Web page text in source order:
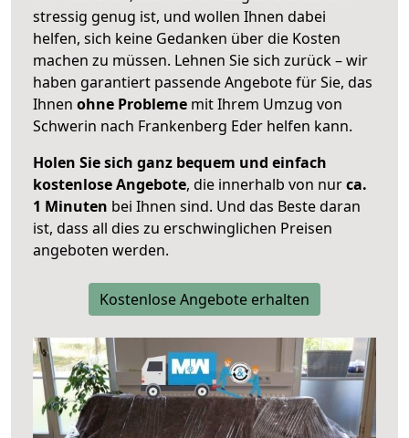
stressig genug ist, und wollen Ihnen dabei
helfen, sich keine Gedanken über die Kosten
machen zu müssen. Lehnen Sie sich zurück – wir
haben garantiert passende Angebote für Sie, das
Ihnen ohne Probleme mit Ihrem Umzug von
Schwerin nach Frankenberg Eder helfen kann.
Holen Sie sich ganz bequem und einfach
kostenlose Angebote, die innerhalb von nurca.
1 Minuten bei Ihnen sind. Und das Beste daran
ist, dass all dies zu erschwinglichen Preisen
angeboten werden.
Kostenlose Angebote erhalten